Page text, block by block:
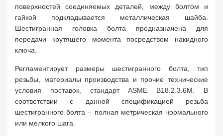
поверхностей соединяемых деталей, между болтом и
гайкой подкладывается металлическая шайба.
Шестигранная головка болта предназначена для
передачи крутящего момента посредством накидного
ключа.
Регламентирует размеры шестигранного болта, тип
резьбы, материалы производства и прочие технические
условия поставок, стандарт ASME B18.2.3.6M. В
соответствии с данной спецификацией резьба
шестигранного болта – полная метрическая нормального
или мелкого шага.